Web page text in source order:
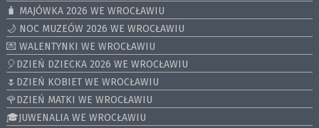
🧳 MAJÓWKA 2026 WE WROCŁAWIU
🌙 NOC MUZEÓW 2026 WE WROCŁAWIU
💌 WALENTYNKI WE WROCŁAWIU
🎈DZIEŃ DZIECKA 2026 WE WROCŁAWIU
🌷DZIEŃ KOBIET WE WROCŁAWIU
🌹DZIEŃ MATKI WE WROCŁAWIU
🎓JUWENALIA WE WROCŁAWIU